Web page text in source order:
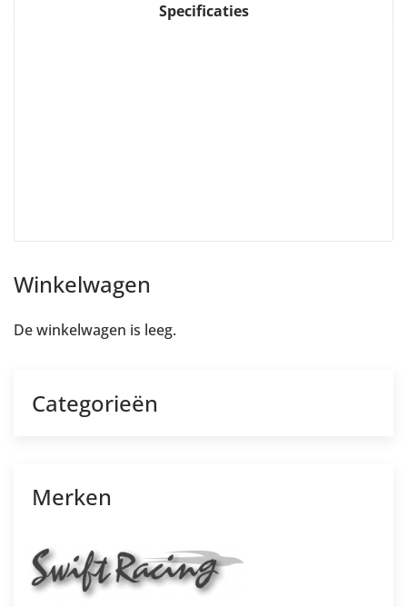
Specificaties
Winkelwagen
De winkelwagen is leeg.
Categorieën
Merken